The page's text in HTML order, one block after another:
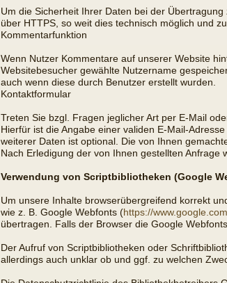
Um die Sicherheit Ihrer Daten bei der
über HTTPS, so weit dies technisch möglich und
Kommentarfunktion
Wenn Nutzer Kommentare auf unserer Website
Websitebesucher gewählte Nutzername
auch wenn diese durch Benutzer erstellt wurden.
Kontaktformular
Treten Sie bzgl. Fragen jeglicher Art per E-Mail
Hierfür ist die Angabe einer validen E-Mail-
weiterer Daten ist optional. Die von Ihnen
Nach Erledigung der von Ihnen gestellten
Verwendung von Scriptbibliotheken (Google
Um unsere Inhalte browserübergreifend korrekt
wie z. B. Google Webfonts (https://
übertragen. Falls der Browser die Google
Der Aufruf von Scriptbibliotheken oder
allerdings auch unklar ob und ggf. zu welchen